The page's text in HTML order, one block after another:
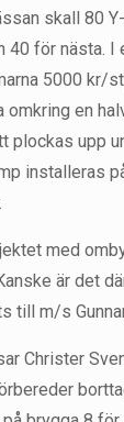
skall 80
40 för nästa. I
5000 kr/
omkring en
plockas upp
installeras
med
är det
till m/s
Christer